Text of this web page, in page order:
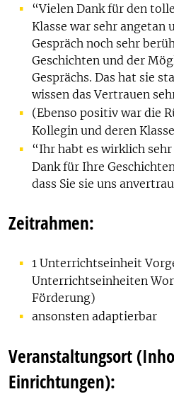
“Vielen Dank für den
Klasse war sehr angetan
Gespräch noch sehr
Geschichten und der
Gesprächs. Das hat sie
wissen das Vertrauen
(Ebenso positiv war die
Kollegin und deren
“Ihr habt es wirklich
Dank für Ihre
dass Sie sie uns
Zeitrahmen:
1 Unterrichtseinheit
Unterrichtseinheiten
Förderung)
ansonsten adaptierbar
Veranstaltungsort
Einrichtungen):